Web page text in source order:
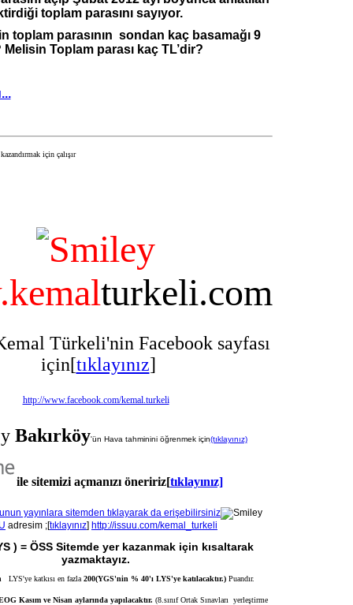
toplam parasını sayıyor.
toplam parasının sondan kaç basamağı 9
Toplam parası kaç TL’dir?
turkeli.com
Türkeli'nin Facebook sayfası
için[tıklayınız]
http://www.facebook.com/kemal.turkeli
Bakırköy'ün Hava tahminini öğrenmek için(tıklayınız)
ile sitemizi açmanızı öneririz[tıklayınız]
adresim ;[tıklayınız] http://issuu.com/kemal_turkeli
) = ÖSS Sitemde yer kazanmak için kısaltarak
yazmaktayız.
LYS'ye katkısı en fazla 200(YGS'nin % 40'ı LYS'ye katılacaktır.) Puandır.
Kasım ve Nisan aylarında yapılacaktır. (8.sınıf Ortak Sınavları yerleştirme